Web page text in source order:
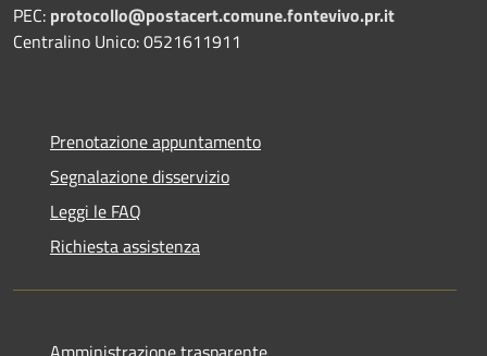
PEC: protocollo@postacert.comune.fontevivo.pr.it
Centralino Unico: 0521611911
Prenotazione appuntamento
Segnalazione disservizio
Leggi le FAQ
Richiesta assistenza